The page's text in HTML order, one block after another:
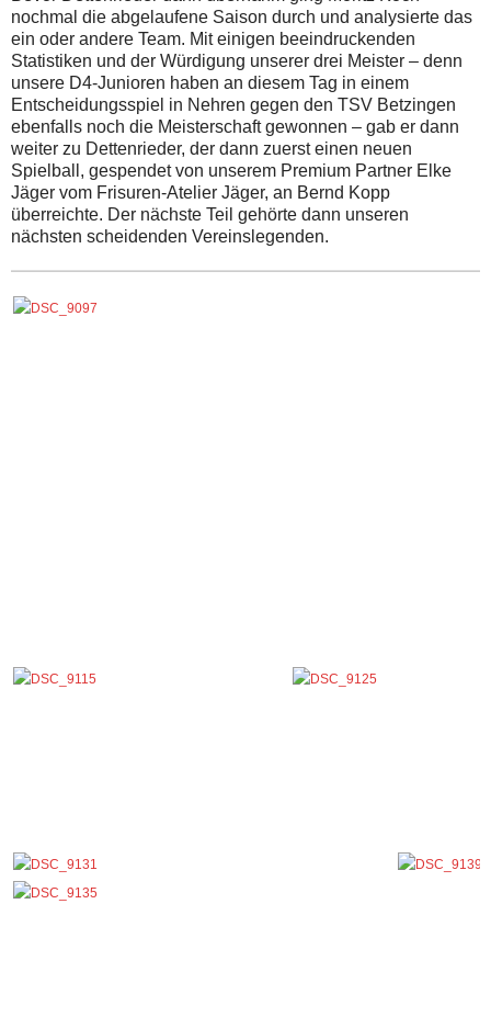
nochmal die abgelaufene Saison durch und analysierte das
ein oder andere Team. Mit einigen beeindruckenden
Statistiken und der Würdigung unserer drei Meister – denn
unsere D4-Junioren haben an diesem Tag in einem
Entscheidungsspiel in Nehren gegen den TSV Betzingen
ebenfalls noch die Meisterschaft gewonnen – gab er dann
weiter zu Dettenrieder, der dann zuerst einen neuen
Spielball, gespendet von unserem Premium Partner Elke
Jäger vom Frisuren-Atelier Jäger, an Bernd Kopp
überreichte. Der nächste Teil gehörte dann unseren
nächsten scheidenden Vereinslegenden.